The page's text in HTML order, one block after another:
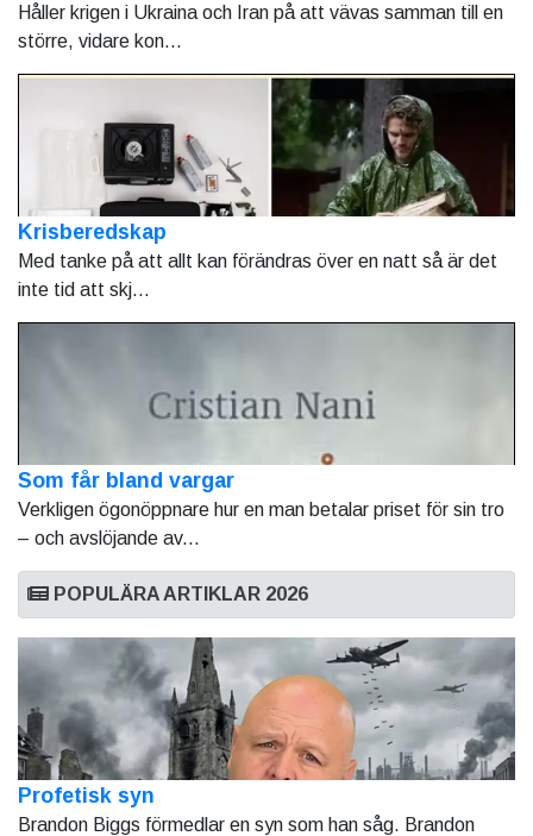
Håller krigen i Ukraina och Iran på att vävas samman till en
större, vidare kon...
Krisberedskap
Med tanke på att allt kan förändras över en natt så är det
inte tid att skj...
Som får bland vargar
Verkligen ögonöppnare hur en man betalar priset för sin tro
– och avslöjande av...
POPULÄRA ARTIKLAR 2026
Profetisk syn
Brandon Biggs förmedlar en syn som han såg. Brandon